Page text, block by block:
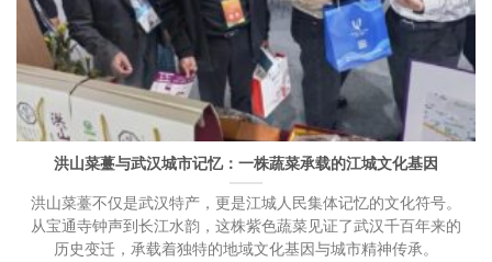
洪山菜薹与武汉城市记忆：一株蔬菜承载的江城文化基因
洪山菜薹不仅是武汉特产，更是江城人民集体记忆的文化符号。
从宝通寺钟声到长江水韵，这株紫色蔬菜见证了武汉千百年来的
历史变迁，承载着独特的地域文化基因与城市精神传承。